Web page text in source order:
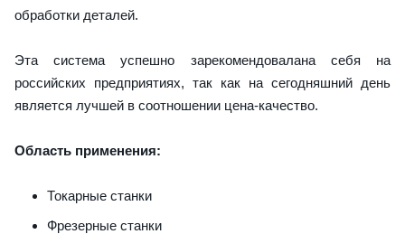
обработки деталей.
Эта система успешно зарекомендовалана себя на
российских предприятиях, так как на сегодняшний день
является лучшей в соотношении цена-качество.
Область применения:
Токарные станки
Фрезерные станки